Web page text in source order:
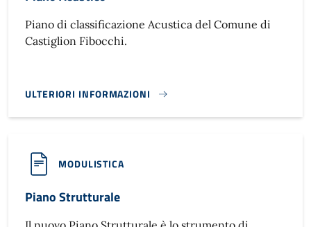
Piano di classificazione Acustica del Comune di
Castiglion Fibocchi.
ULTERIORI INFORMAZIONI
PIANO ACUSTICO}
MODULISTICA
Piano Strutturale